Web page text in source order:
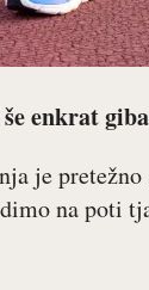
enkrat
je pretežno
na poti